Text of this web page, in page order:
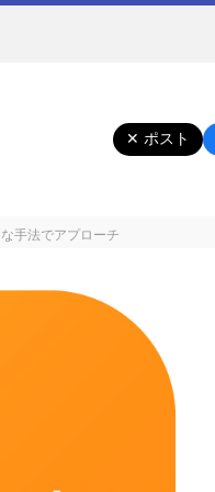
✕ ポスト
手法でアプローチ